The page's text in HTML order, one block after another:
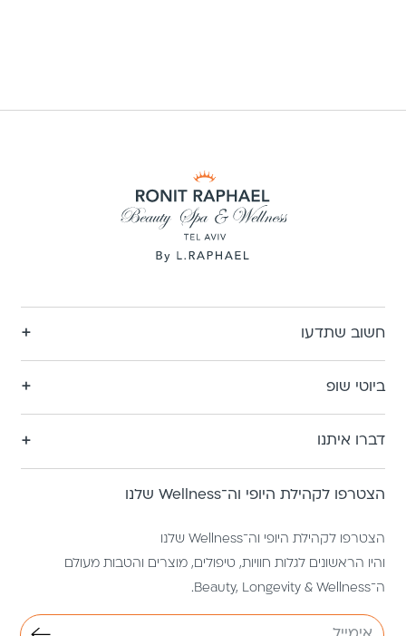
חשוב שתדעו
ביוטי שופ
דברו איתנו
הצטרפו לקהילת היופי וה־Wellness שלנו
הצטרפו לקהילת היופי וה־Wellness שלנו
והיו הראשונים לגלות חוויות, טיפולים, מוצרים והטבות מעולם
ה־Beauty, Longevity & Wellness.